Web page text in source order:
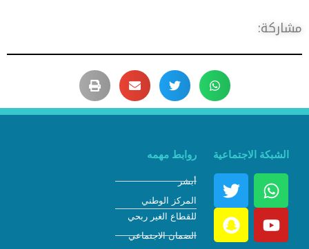
الشبكة الاجتماعية روابط مهمه
أبشر
المركز الوطني
للقطاع الغير ربحي
الضمان الاجتماعي